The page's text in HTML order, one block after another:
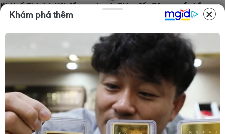
Khởi tố Chủ tịch Hội đồng quản trị, Giám đốc Công ty cổ phần
Mekolor
Đồng Nai yêu cầu đẩy nhanh tiến độ dự án kết nối vùng, sân bay
06/08/2026 09:05
Toàn cảnh vụ sai phạm điểm thi trường THPT chuyên Tuyên Quang
06/08/2026 09:04
Trang chủ
Thăng Long - Hà Nội
Chính trị
Khám phá thêm